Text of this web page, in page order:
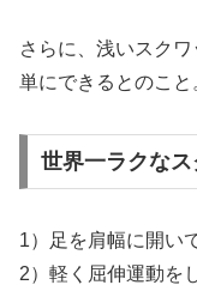
さらに、浅いスク
単にできるとのこと
世界一ラクな
1）足を肩幅に開い
2）軽く屈伸運動を